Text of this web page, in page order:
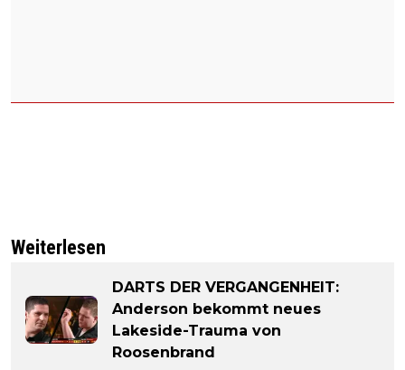
Weiterlesen
DARTS DER VERGANGENHEIT:
Anderson bekommt neues
Lakeside-Trauma von
Roosenbrand